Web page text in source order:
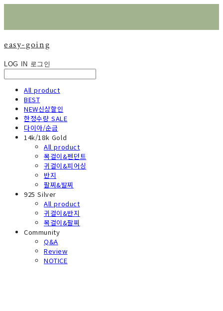
easy-going
LOG IN 로그인
All product
BEST
NEW신상할인
한정수량 SALE
다이아/순금
14k/18k Gold
All product
목걸이&펜던트
귀걸이&피어싱
반지
팔찌&발찌
925 Silver
All product
귀걸이&반지
목걸이&팔찌
Community
Q&A
Review
NOTICE